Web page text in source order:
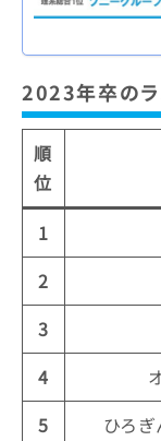
2023年卒のラ
順
位
1
2
3
4
5
ひろ